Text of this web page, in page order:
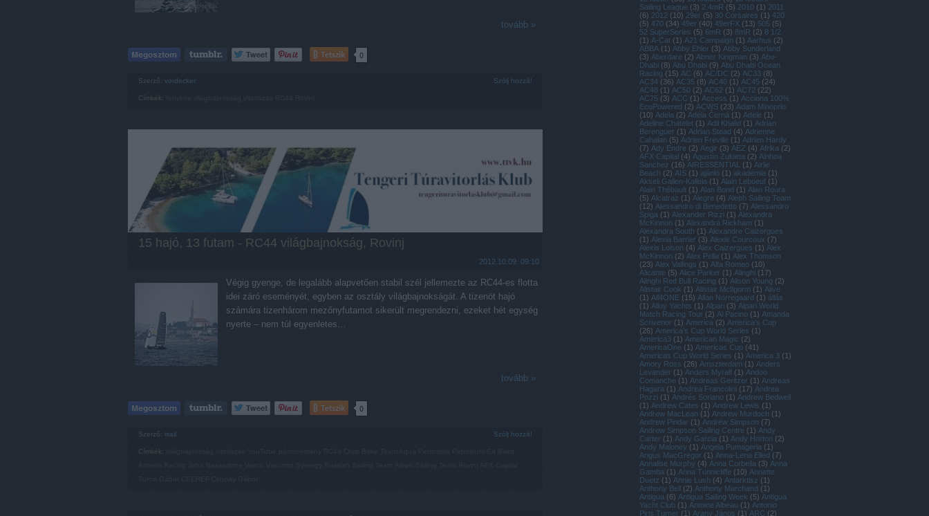
Sailing League (3) 2.4mR (5) 2010 (1) 2011
(6) 2012 (10) 29er (5) 30 Corsaires (1) 420
(5) 470 (34) 49er (40) 49erFX (13) 505 (5)
52 SuperSeries (5) 6mR (3) 8mR (2) 8 1/2
(1) A-Cat (1) A21 Campaign (1) Aarhus (2)
ABBA (1) Abby Ehler (3) Abby Sunderland
(3) Aberdare (2) Abner Kingman (3) Abu-
Dhabi (8) Abu Dhabi (9) Abu Dhabi Ocean
Racing (15) AC (6) AC/DC (2) AC33 (8)
AC34 (36) AC35 (8) AC40 (1) AC45 (24)
AC48 (1) AC50 (2) AC62 (1) AC72 (22)
AC75 (3) ACC (1) Access (1) Acciona 100%
EcoPowered (2) ACWS (23) Adam Minoprio
(10) Adela (2) Adéla Černá (1) Adele (1)
Adeline Chatelet (1) Adil Khalid (1) Adrian
Berenguer (1) Adrian Stead (4) Adrienne
Cahalan (5) Adrien Freville (1) Adrien Hardy
(7) Ady Endre (2) Aegir (3) AEZ (4) Afrika (2)
AFX Capital (4) Agustín Zulueta (2) Ainhoa
Sanchez (16) AIRESSENTIAL (1) Airlie
Beach (2) AIS (1) ajánló (1) akadémia (1)
Akseli Gallen-Kallela (1) Alain Leboeuf (1)
Alain Thébault (1) Alan Bond (1) Alan Roura
(5) Alcatraz (1) Alegre (4) Aleph Sailing Team
(12) Alessandro di Benedetto (7) Alessandro
Spiga (1) Alexander Rizzi (1) Alexandra
McKinnon (1) Alexandra Rickham (1)
Alexandra South (1) Alexandre Caizergues
(1) Alexia Barrier (3) Alexis Courcoux (7)
Alexis Loison (4) Alex Caizergues (1) Alex
McKinnon (2) Alex Pella (1) Alex Thomson
(23) Alex Vallings (1) Alfa Romeo (10)
Alicante (5) Alice Parker (1) Alinghi (17)
Alinghi Red Bull Racing (1) Alison Young (2)
Alistair Cook (1) Alistair McIlgorm (1) Alive
(1) All4ONE (15) Allan Norregaard (1) állás
(1) Alloy Yachts (1) Alpari (3) Alpari World
Match Racing Tour (2) Al Pacino (1) Amanda
Scrivenor (1) America (2) America's Cup
(26) America's Cup World Series (1)
America3 (1) American Magic (2)
AmericaOne (1) Americas Cup (41)
Americas Cup World Series (1) America 3 (1)
Amory Ross (26) Amszterdam (1) Anders
Levander (1) Anders Myralf (1) Andoo
Comanche (1) Andreas Geritzer (1) Andreas
Hagara (1) Andrea Francolini (17) Andrea
Pozzi (1) Andrés Soriano (1) Andrew Bedwell
(1) Andrew Cates (1) Andrew Lewis (1)
Andrew MacLean (1) Andrew Murdoch (1)
Andrew Pindar (1) Andrew Simpson (7)
Andrew Simpson Sailing Centre (1) Andy
Carter (1) Andy Garcia (1) Andy Horton (2)
Andy Maloney (1) Angela Pumageria (1)
Angus MacGregor (1) Anna-Lena Elled (7)
Annalise Murphy (4) Anna Corbella (3) Anna
Gamba (1) Anna Tunnicliffe (10) Annette
Duetz (1) Annie Lush (4) Antarktisz (1)
Anthony Bell (2) Anthony Marchand (1)
Antigua (6) Antigua Sailing Week (5) Antigua
Yacht Club (1) Antoine Albeau (1) Antonio
Piris Turner (1) Arany János (1) ARC (2)
tovább »
Tetszik 0
Szerző: vordecker Szólj hozzá!
Címkék:
15 hajó, 13 futam - RC44 világbajnokság, Rovinj
2012.10.09. 09:10
Végig gyenge, de legalább alapvetően stabil szél jellemezte az RC44-es flotta
idei záró eseményét, egyben az osztály világbajnokságát. A tizenöt hajó
számára tizenhárom mezőnyfutamot sikerült megrendezni, ezeket hét egység
nyerte – nem túl egyenletes…
tovább »
Tetszik 0
Szerző: isail Szólj hozzá!
Címkék: